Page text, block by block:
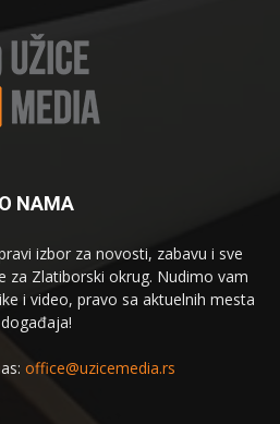
O NAMA
izbor za novosti, zabavu i sve
za Zlatiborski okrug. Nudimo vam
i video, pravo sa aktuelnih mesta
događaja!
office@uzicemedia.rs